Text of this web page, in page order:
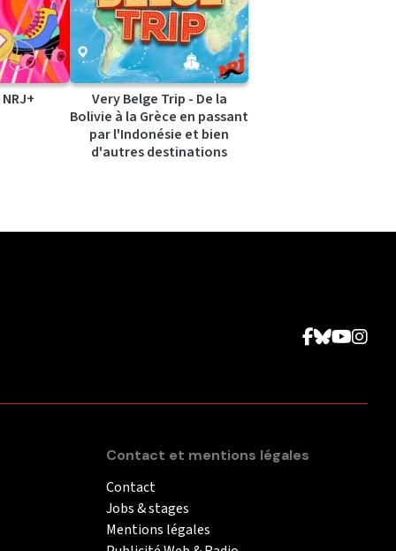
Very Belge Trip - De la
Bolivie à la Grèce en passant
par l'Indonésie et bien
d'autres destinations
Contact et mentions légales
Contact
Jobs & stages
Mentions légales